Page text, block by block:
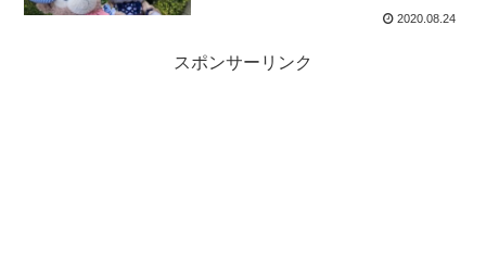
2020.08.24
スポンサーリンク